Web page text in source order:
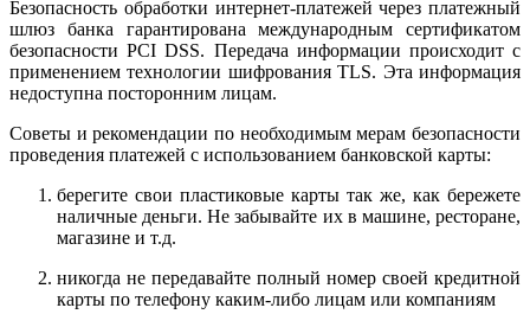
Безопасность обработки интернет-платежей через платежный
шлюз банка гарантирована международным сертификатом
безопасности PCI DSS. Передача информации происходит с
применением технологии шифрования TLS. Эта информация
недоступна посторонним лицам.
Советы и рекомендации по необходимым мерам безопасности
проведения платежей с использованием банковской карты:
берегите свои пластиковые карты так же, как бережете
наличные деньги. Не забывайте их в машине, ресторане,
магазине и т.д.
никогда не передавайте полный номер своей кредитной
карты по телефону каким-либо лицам или компаниям